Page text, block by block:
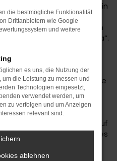
Wahl für Ihre Mobilität in
gehen
Aspekte Hand in
für ein klares „Ja“.
KONA ist die
ob Sie sich für einen
für ein älteres Baujahr
wählen erhalten Sie
Wir vom Autohaus Daub
zu einem exzellenten
immer wieder das
Wenn Sie Ihre Mobilität auf
Umgebung auf ein neues
Hyundai KONA bestens
die bestmögliche Funktionalität
Drittanbietern wie Google
und weitere
es uns, die Nutzung der
die Leistung zu messen und
Technologien eingesetzt,
verwendet werden, um
zu verfolgen und um Anzeigen
relevant sind.
ablehnen